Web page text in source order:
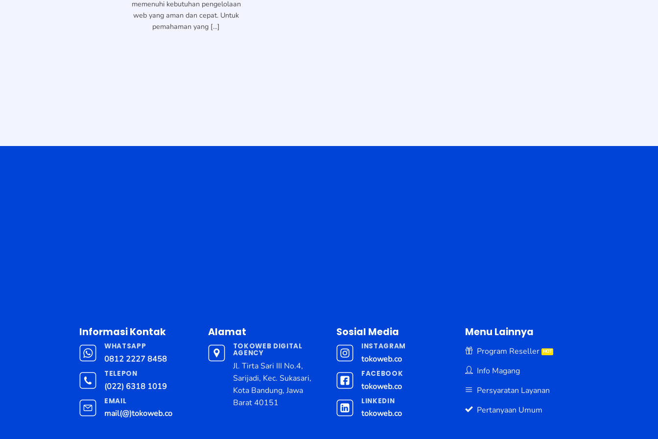
memenuhi kebutuhan pengelolaan
web yang aman dan cepat. Untuk
pemahaman yang [...]
Informasi Kontak
WHATSAPP
0812 2227 8458
TELEPON
(022) 6318 1019
EMAIL
mail(@)tokoweb.co
Alamat
TOKOWEB DIGITAL
AGENCY
Jl. Tirta Sari III No.4,
Sarijadi, Kec. Sukasari,
Kota Bandung, Jawa
Barat 40151
Sosial Media
INSTAGRAM
tokoweb.co
FACEBOOK
tokoweb.co
LINKEDIN
tokoweb.co
Menu Lainnya
Program Reseller
Info Magang
Persyaratan Layanan
Pertanyaan Umum